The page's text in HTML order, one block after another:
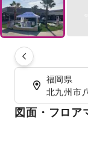
福岡県
北九州市
図面・フロア